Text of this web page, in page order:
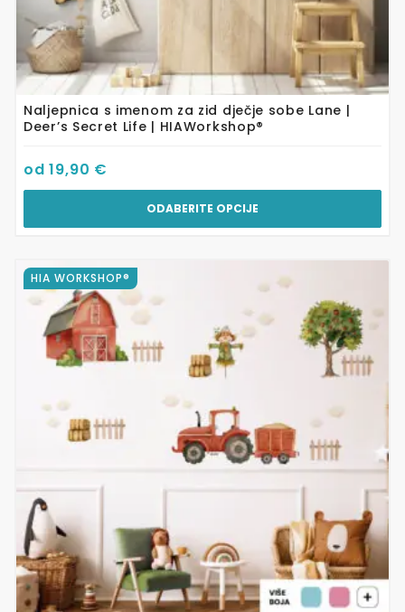
Naljepnica s imenom za zid dječje sobe Lane |
Deer’s Secret Life | HIAWorkshop®
od19,90 €
ODABERITE OPCIJE
HIA WORKSHOP®
Ovaj
proizvod
više
varijanti.
Opcije
mogu
odabrati
proizvoda